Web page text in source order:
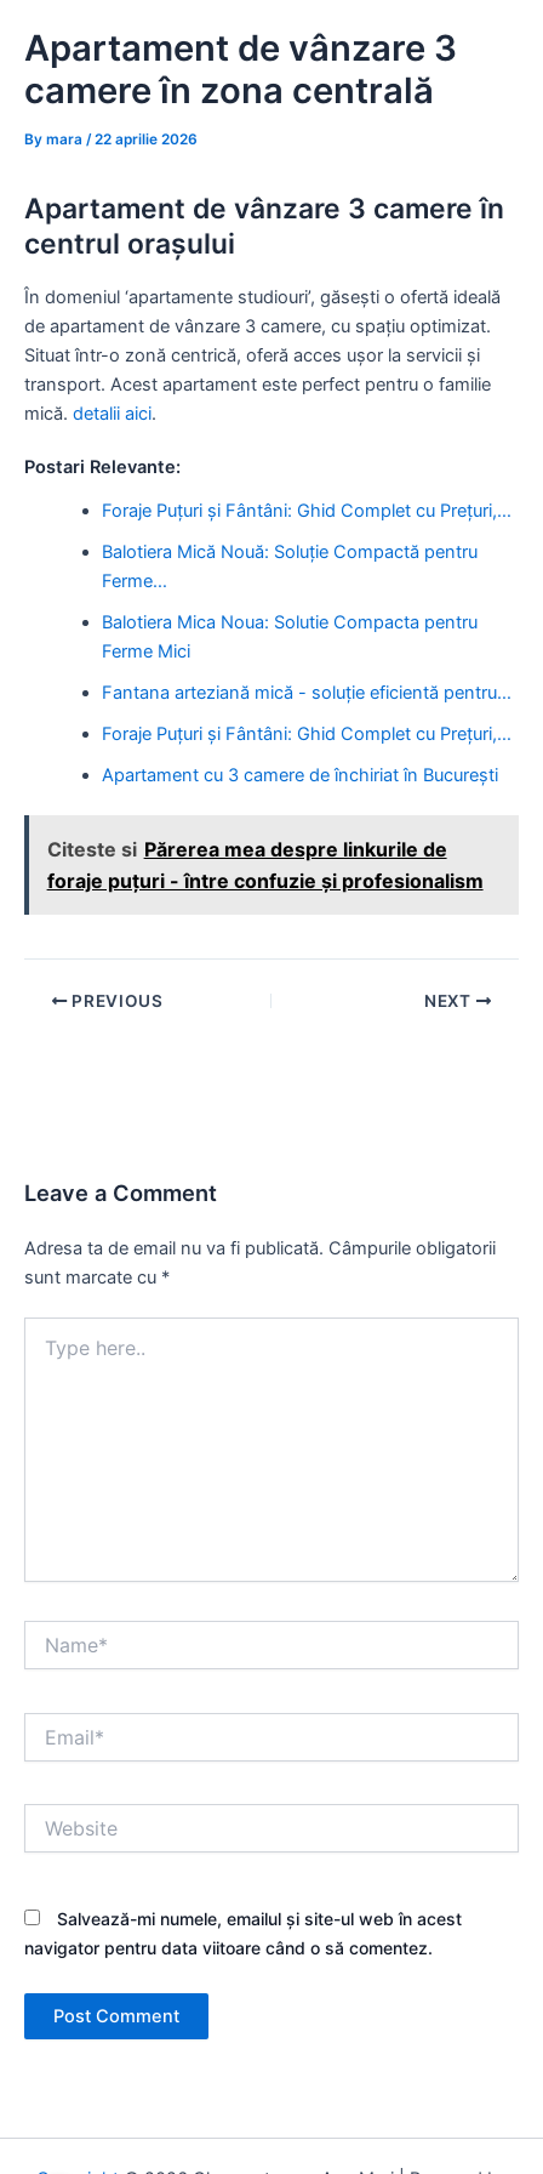
content
Apartament de vânzare 3
camere în zona centrală
By mara /22 aprilie 2026
Apartament de vânzare 3 camere în
centrul orașului
În domeniul ‘apartamente studiouri’, găsești o ofertă ideală
de apartament de vânzare 3 camere, cu spațiu optimizat.
Situat într-o zonă centrică, oferă acces ușor la servicii și
transport. Acest apartament este perfect pentru o familie
mică. detalii aici.
Postari Relevante:
Foraje Puțuri și Fântâni: Ghid Complet cu Prețuri,…
Balotiera Mică Nouă: Soluție Compactă pentru
Ferme…
Balotiera Mica Noua: Solutie Compacta pentru
Ferme Mici
Fantana arteziană mică - soluție eficientă pentru…
Foraje Puțuri și Fântâni: Ghid Complet cu Prețuri,…
Apartament cu 3 camere de închiriat în București
Citeste si Părerea mea despre linkurile de
foraje puțuri - între confuzie și profesionalism
Post PREVIOUS NEXT
Leave a Comment
Adresa ta de email nu va fi publicată. Câmpurile obligatorii
sunt marcate cu *
here..
Salvează-mi numele, emailul și site-ul web în acest
navigator pentru data viitoare când o să comentez.